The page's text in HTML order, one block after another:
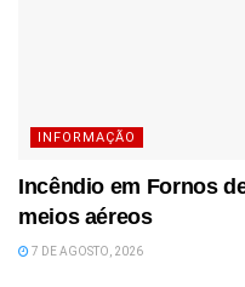
INFORMAÇÃO
Incêndio em Fornos
meios aéreos
7 DE AGOSTO, 2026